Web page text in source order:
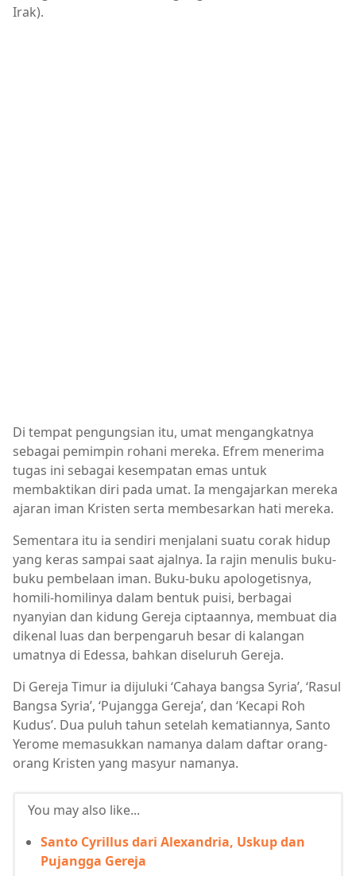
Irak).
Di tempat pengungsian itu, umat mengangkatnya
sebagai pemimpin rohani mereka. Efrem menerima
tugas ini sebagai kesempatan emas untuk
membaktikan diri pada umat. Ia mengajarkan mereka
ajaran iman Kristen serta membesarkan hati mereka.
Sementara itu ia sendiri menjalani suatu corak hidup
yang keras sampai saat ajalnya. Ia rajin menulis buku-
buku pembelaan iman. Buku-buku apologetisnya,
homili-homilinya dalam bentuk puisi, berbagai
nyanyian dan kidung Gereja ciptaannya, membuat dia
dikenal luas dan berpengaruh besar di kalangan
umatnya di Edessa, bahkan diseluruh Gereja.
Di Gereja Timur ia dijuluki ‘Cahaya bangsa Syria’, ‘Rasul
Bangsa Syria’, ‘Pujangga Gereja’, dan ‘Kecapi Roh
Kudus’. Dua puluh tahun setelah kematiannya, Santo
Yerome memasukkan namanya dalam daftar orang-
orang Kristen yang masyur namanya.
You may also like...
Santo Cyrillus dari Alexandria, Uskup dan
Pujangga Gereja